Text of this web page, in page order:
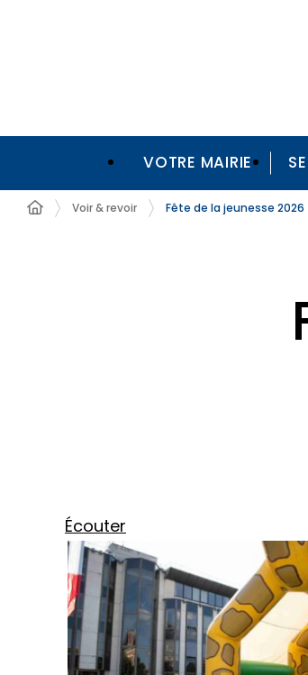
VOTRE MAIRIE
Voir & revoir Fête de la jeunesse 2026
Écouter